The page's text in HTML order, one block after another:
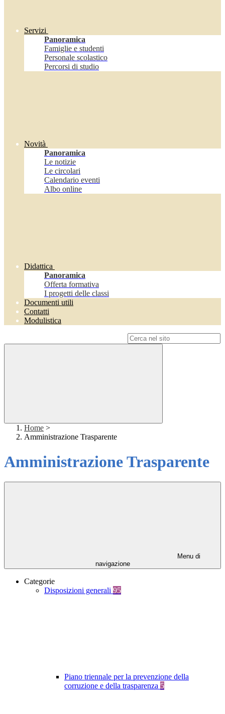
Servizi
Panoramica
Famiglie e studenti
Personale scolastico
Percorsi di studio
Novità
Panoramica
Le notizie
Le circolari
Calendario eventi
Albo online
Didattica
Panoramica
Offerta formativa
I progetti delle classi
Documenti utili
Contatti
Modulistica
Home >
Amministrazione Trasparente
Amministrazione Trasparente
Menu di
navigazione
Categorie
Disposizioni generali 95
Piano triennale per la prevenzione della
corruzione e della trasparenza 5